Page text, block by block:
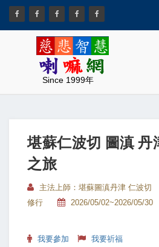
Since 1999年
堪蘇仁波切 圖滇 丹
之旅
主法上師：堪蘇圖滇丹津 仁波切
修行
2026/05/02~2026/05/30
我要參加 我要祈福